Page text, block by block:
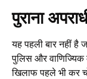
पुराना
यह पहली बार नहीं है
पुलिस और वाणिज्यिक
खिलाफ पहले भी कर